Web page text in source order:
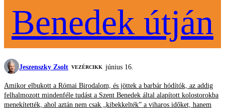
Benedek útján
Jeszenszky Zsolt VEZÉRCIKK június 16.
Amikor elbukott a Római Birodalom, és jöttek a barbár hódítók, az addig
felhalmozott mindenféle tudást a Szent Benedek által alapított kolostorokba
menekítették, ahol aztán nem csak „kibekkelték” a viharos időket, hanem